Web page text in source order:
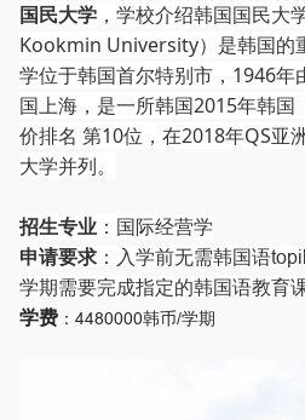
国民大学 ，学校介绍韩国国民大
Kookmin University）是韩国的
学位于韩国首尔特别市，1946年
国上海，是一所韩国2015年韩
价排名 第10位，在2018年QS亚
大学并列。
招生专业 ：国际经营学
申请要求 ：入学前无需韩国语
学期需要完成指定的韩国语教育
学费 ：4480000韩币/学期